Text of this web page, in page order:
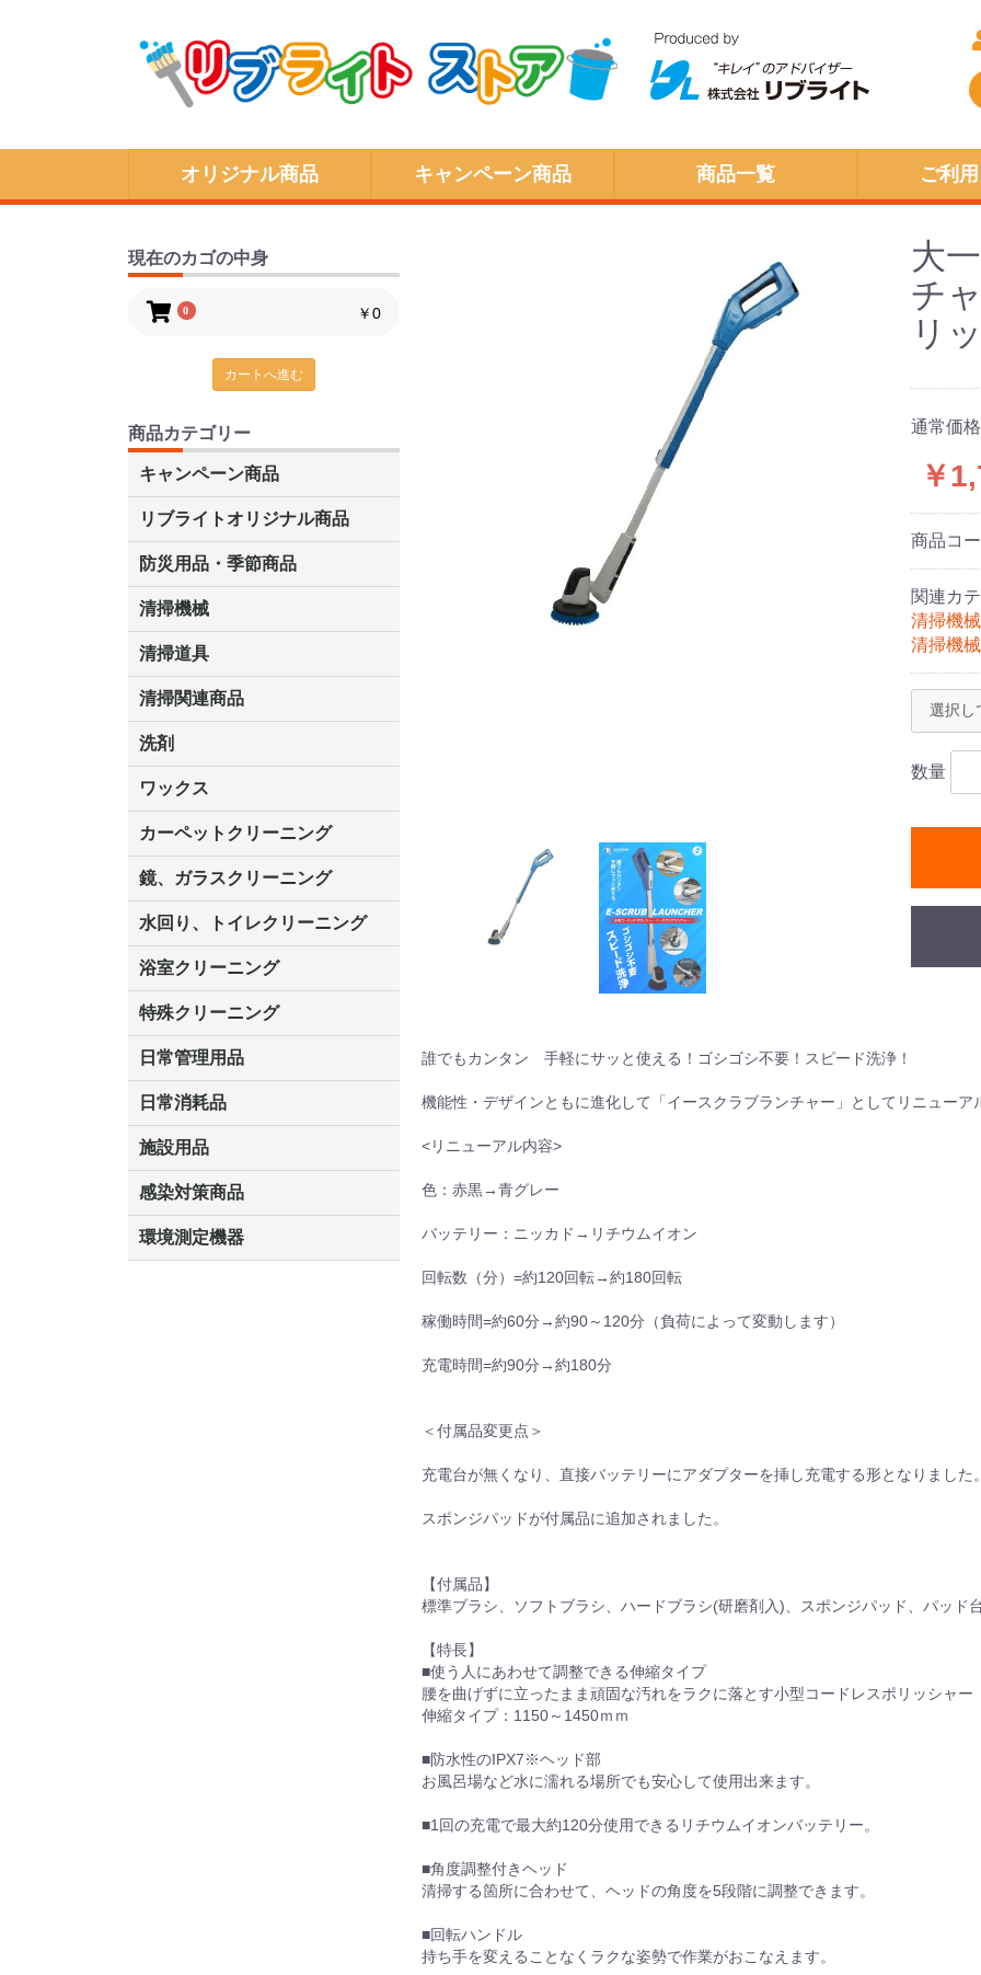
オリジナル商品 キャンペーン商品 商品一覧 ご利
現在のカゴの中身
0 ￥0
カートへ進む
商品カテゴリー
キャンペーン商品
リブライトオリジナル商品
マーベラスiL
LLオレンジクリーナー
LL油脂専用クリーナー
LLワックスモップ
LL-21
防災用品・季節商品
清掃機械
掃除機
掃除機用紙パック
カーペット用マシン
吸水機
送風機
ポリッシャー
高圧洗浄機
清掃道具
ほうき
ちりとり
モップ及び関連品
モップ
ハードフロア用ダストモップ
その他
清掃関連商品
ダストカート
台車
移動式バレット
脚立
モップハンガー
サインボード
光沢計
カーペット汚染度計
洗剤
床用表面洗浄剤
ハクリ剤
厨房用
工場用
石材用
サビ用
木材用
タイル用
外壁用
壁面用
手あか用
病院用
除菌用
ワックス
樹脂ワックス
半樹脂ワックス
中性ワックス
病院用ワックス
フローリング用
石材用
木床用
その他
カーペットクリーニング
洗剤
ブラシ
パット
その他
鏡、ガラスクリーニング
ガラスワイパー
シャンパー(ウオッシャー)
ガラススクイジー
ケレン
ツールホルダー
洗剤 うろこ取り
天井・高所作業
水回り、トイレクリーニング
洗剤
尿石除去剤
水アカ除去剤
排水管つまり除去剤
消臭・防臭剤
道具
浴室クリーニング
洗剤
道具
特殊クリーニング
エアコン
外壁
石材
日常管理用品
クリーナー
洗濯用洗剤
油汚れ落とし
サビ取り剤
タバコ専用消臭
日常消耗品
トイレットペーパー
ペーパータオル
便座除菌クリーナー
ポリ袋
施設用品
くず入れ
傘立
灰皿
ベンチ
マット・他
感染対策商品
手袋
うがい薬
除菌洗剤
手洗い石鹸
手指消毒
おう吐物
マスク
環境測定機器
大
チ
リ
通常価
￥
商品コ
関連カ
清掃機械
清掃機械
数量
誰でもカンタン 手軽にサッと使える！ゴシゴシ不要！スピード洗浄！
機能性・デザインともに進化して「イースクラブランチャー」としてリニューア
<リニューアル内容>
色：赤黒→青グレー
バッテリー：ニッカド→リチウムイオン
回転数（分）=約120回転→約180回転
稼働時間=約60分→約90～120分（負荷によって変動します）
充電時間=約90分→約180分
＜付属品変更点＞
充電台が無くなり、直接バッテリーにアダプターを挿し充電する形となりました
スポンジパッドが付属品に追加されました。
【付属品】
標準ブラシ、ソフトブラシ、ハードブラシ(研磨剤入)、スポンジパッド、パッド
【特長】
■使う人にあわせて調整できる伸縮タイプ
腰を曲げずに立ったまま頑固な汚れをラクに落とす小型コードレスポリッシャー
伸縮タイプ：1150～1450ｍｍ
■防水性のIPX7※ヘッド部
お風呂場など水に濡れる場所でも安心して使用出来ます。
■1回の充電で最大約120分使用できるリチウムイオンバッテリー。
■角度調整付きヘッド
清掃する箇所に合わせて、ヘッドの角度を5段階に調整できます。
■回転ハンドル
持ち手を変えることなくラクな姿勢で作業がおこなえます。